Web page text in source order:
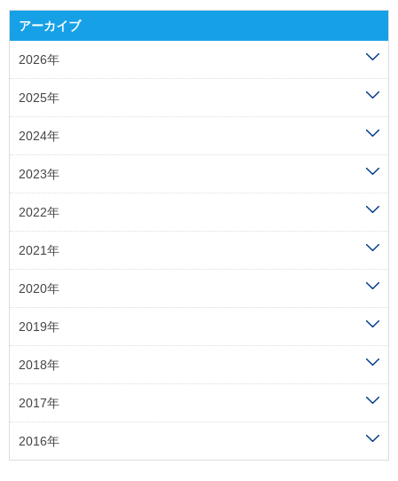
アーカイブ
2026年
2025年
2024年
2023年
2022年
2021年
2020年
2019年
2018年
2017年
2016年